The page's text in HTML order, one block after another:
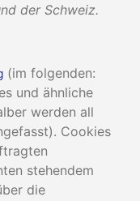
der Schweiz.
(im folgenden:
und ähnliche
werden all
Cookies
stehendem
die